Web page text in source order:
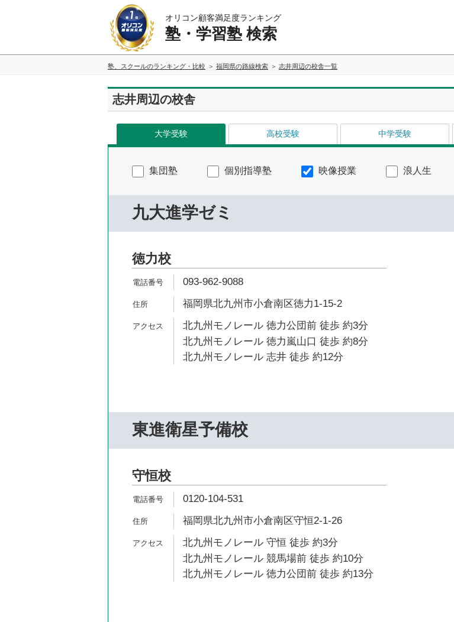
オリコン顧客満足度ランキング
塾・学習塾 検索
塾、スクールのランキング・比較 福岡県の路線検索 志井周辺の校舎一覧
志井周辺の校舎
大学受験 高校受験 中学受験
集団塾 個別指導塾 映像授業 浪人生
九大進学ゼミ
徳力校
093-962-9088
福岡県北九州市小倉南区徳力1-15-2
北九州モノレール 徳力公団前 徒歩 約3分
北九州モノレール 徳力嵐山口 徒歩 約8分
北九州モノレール 志井 徒歩 約12分
東進衛星予備校
守恒校
0120-104-531
福岡県北九州市小倉南区守恒2-1-26
北九州モノレール 守恒 徒歩 約3分
北九州モノレール 競馬場前 徒歩 約10分
北九州モノレール 徳力公団前 徒歩 約13分